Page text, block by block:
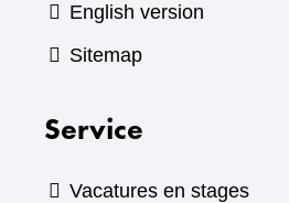
English version
Sitemap
Service
Vacatures en stages